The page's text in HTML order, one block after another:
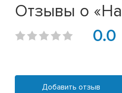
Отзывы о
0.0
Добавить отзыв